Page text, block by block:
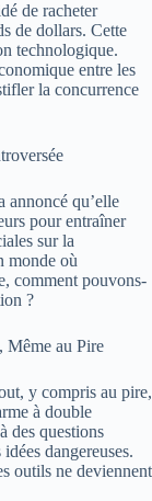
de racheter
de dollars. Cette
technologique.
entre les
la concurrence
annoncé qu’elle
pour entraîner
sur la
monde où
comment pouvons-
?
au Pire
y compris au pire,
à double
des questions
dangereuses.
outils ne deviennent